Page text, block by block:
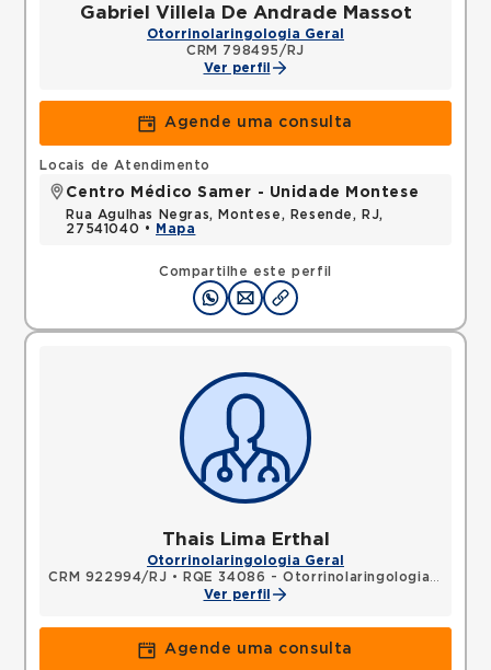
Gabriel Villela De Andrade Massot
Otorrinolaringologia Geral
CRM 798495/RJ
Ver perfil
Agende uma consulta
Compartilhe este perfil
Locais de Atendimento
Centro Médico Samer - Unidade Montese
Rua Agulhas Negras, Montese, Resende, RJ,
27541040 •
Mapa
Thais Lima Erthal
Otorrinolaringologia Geral
CRM 922994/RJ • RQE 34086 - Otorrinolaringologia
Ver perfil
Agende uma consulta